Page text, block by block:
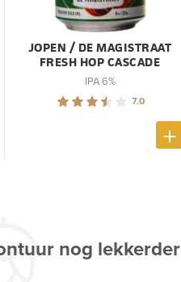
JOPEN / DE MAGISTRAAT
FRESH HOP CASCADE
IPA 6%
7.0
nog lekkerder